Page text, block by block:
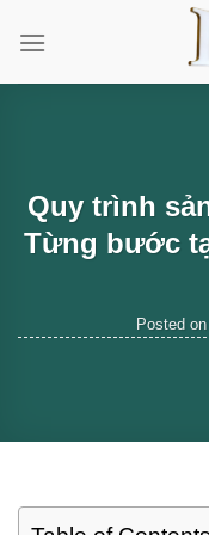
Quy trình
Từng bước
Posted on